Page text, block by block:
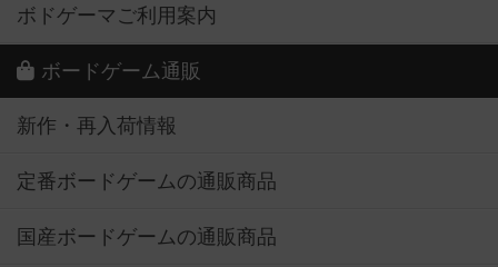
ボドゲーマご利用案内
ボードゲーム通販
新作・再入荷情報
定番ボードゲームの通販商品
国産ボードゲームの通販商品